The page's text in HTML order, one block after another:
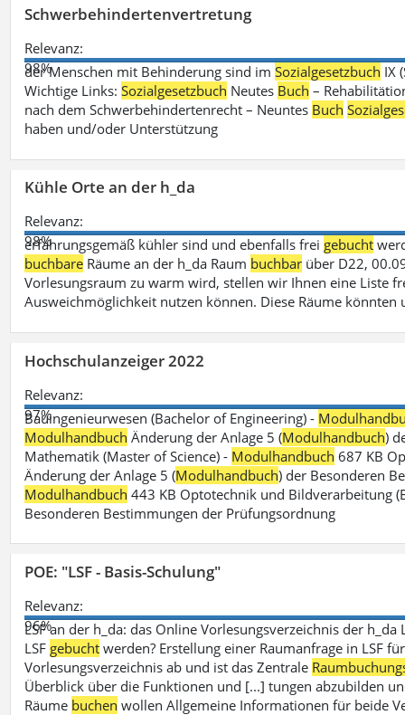
Schwerbehindertenvertretung
Relevanz:
98%
der Menschen mit Behinderung sind imSozialgesetzbuch IX
Wichtige Links:Sozialgesetzbuch Neutes Buch –
nach dem Schwerbehindertenrecht – Neuntes Buch
haben und/oder Unterstützung
Kühle Orte an der h_da
Relevanz:
98%
erfahrungsgemäß kühler sind und ebenfalls frei gebucht
buchbare Räume an der h_da Raum buchbar über D22,
Vorlesungsraum zu warm wird, stellen wir Ihnen eine Liste
Ausweichmöglichkeit nutzen können. Diese Räume könnten
Hochschulanzeiger 2022
Relevanz:
97%
Bauingenieurwesen (Bachelor of Engineering) -
Modulhandbuch Änderung der Anlage 5 (Modulhandbuch)
Mathematik (Master of Science) - Modulhandbuch 687 KB
Änderung der Anlage 5 (Modulhandbuch) der Besonderen
Modulhandbuch 443 KB Optotechnik und Bildverarbeitung
Besonderen Bestimmungen der Prüfungsordnung
POE: "LSF - Basis-Schulung"
Relevanz:
96%
LSF an der h_da: das Online Vorlesungsverzeichnis der h_da
LSF gebucht werden? Erstellung einer Raumanfrage in LSF
Vorlesungsverzeichnis ab und ist das Zentrale
Überblick über die Funktionen und [...] tungen abzubilden
Räume buchen wollen Allgemeine Informationen für beide